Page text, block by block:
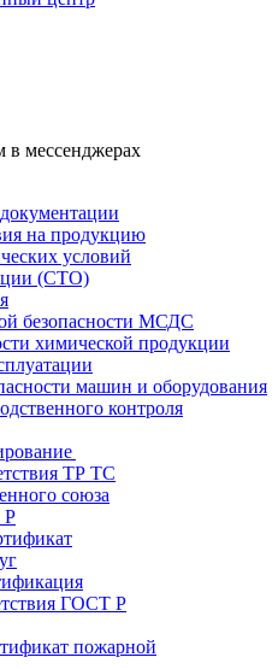
в мессенджерах
на продукцию
условий
(СТО)
безопасности МСДС
химической продукции
машин и оборудования
контроля
ТР ТС
союза
Р
ГОСТ Р
пожарной